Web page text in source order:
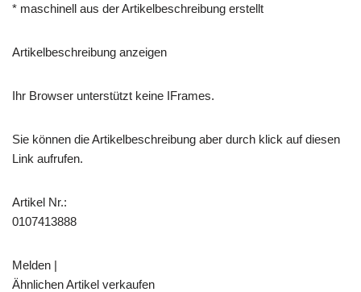
* maschinell aus der Artikelbeschreibung erstellt
Artikelbeschreibung anzeigen
Ihr Browser unterstützt keine IFrames.
Sie können die Artikelbeschreibung aber durch klick auf diesen
Link aufrufen.
Artikel Nr.:
0107413888
Melden |
Ähnlichen Artikel verkaufen